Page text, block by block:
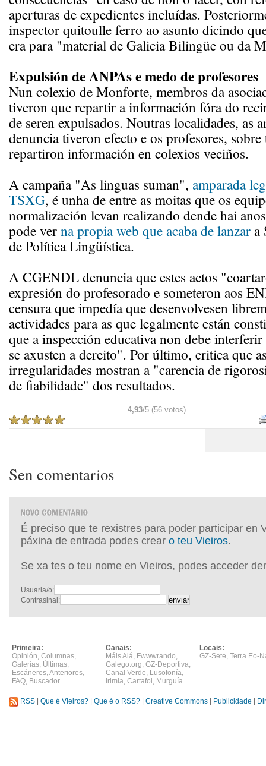
aperturas de expedientes incluídas.
inspector quitoulle ferro ao asunto dicindo
era para "material de Galicia Bilingüe ou da
Expulsión de ANPAs e medo de profesores
Nun colexio de Monforte, membros da
tiveron que repartir a información fóra do
de seren expulsados. Noutras localidades, as
denuncia tiveron efecto e os profesores,
repartiron información en colexios veciños.
A campaña "As linguas suman", amparada
TSXG, é unha de entre as moitas que os
normalización levan realizando dende hai
pode verna propia web que acaba de lanzara
de Política Lingüística.
A CGENDL denuncia que estes actos
expresión do profesorado e someteron aos
censura que impedía que desenvolvesen
actividades para as que legalmente están
que a inspección educativa non debe interferir
se axusten a dereito". Por último, critica que
irregularidades mostran a "carencia de
de fiabilidade" dos resultados.
4,93/5 (56 votos)
Sen comentarios
É preciso que te rexistres para poder participar en
páxina de entrada podes crear o teu Vieiros.
Se xa tes o teu nome en Vieiros, podes acceder
Usuaria/o:
Contrasinal:
Primeira:
Opinión, Columnas,
Galerías, Últimas,
Escáneres,Anteriores,
FAQ, Buscador
Canais:
Máis Alá, Fwwwrando,
Galego.org, GZ-Deportiva,
Canal Verde, Lusofonía,
Irimia, Cartafol , Murguía
Locais:
GZ-Sete, Terra Eo-
RSS Que é Vieiros? Que é o RSS? Creative Commons Publicidade